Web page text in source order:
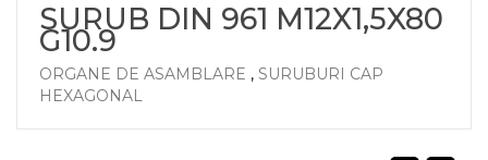
SURUB DIN 961 M12X1,5X80
G10.9
ORGANE DE ASAMBLARE , SURUBURI CAP
HEXAGONAL